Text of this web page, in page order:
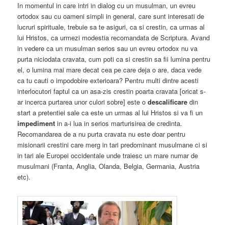
In momentul in care intri in dialog cu un musulman, un evreu
ortodox sau cu oameni simpli in general, care sunt interesati de
lucruri spirituale, trebuie sa te asiguri, ca si crestin, ca urmas al
lui Hristos, ca urmezi modestia recomandata de Scriptura. Avand
in vedere ca un musulman serios sau un evreu ortodox nu va
purta niciodata cravata, cum poti ca si crestin sa fii lumina pentru
el, o lumina mai mare decat cea pe care deja o are, daca vede
ca tu cauti o impodobire exterioara? Pentru multi dintre acesti
interlocutori faptul ca un asa-zis crestin poarta cravata [oricat s-
ar incerca purtarea unor culori sobre] este odescalificare din
start a pretentiei sale ca este un urmas al lui Hristos si va fi un
impediment in a-i lua in serios marturisirea de credinta.
Recomandarea de a nu purta cravata nu este doar pentru
misionarii crestini care merg in tari predominant musulmane ci si
in tari ale Europei occidentale unde traiesc un mare numar de
musulmani (Franta, Anglia, Olanda, Belgia, Germania, Austria
etc).